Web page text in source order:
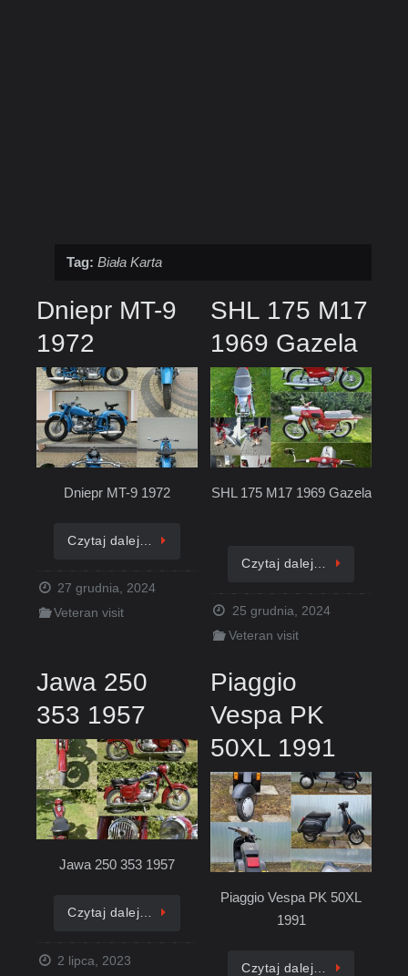
Tag: Biała Karta
Dniepr MT-9
1972
Dniepr MT-9 1972
Czytaj dalej…
27 grudnia, 2024
Veteran visit
SHL 175 M17
1969 Gazela
SHL 175 M17 1969 Gazela
Czytaj dalej…
25 grudnia, 2024
Veteran visit
Jawa 250
353 1957
Jawa 250 353 1957
Czytaj dalej…
2 lipca, 2023
Piaggio
Vespa PK
50XL 1991
Piaggio Vespa PK 50XL
1991
Czytaj dalej…